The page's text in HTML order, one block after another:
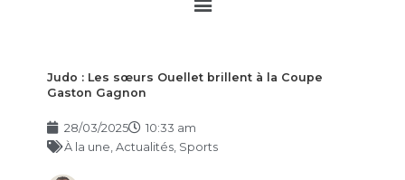
Judo : Les sœurs Ouellet brillent à la Coupe
Gaston Gagnon
28/03/2025
10:33 am
À la une Actualités, Sports